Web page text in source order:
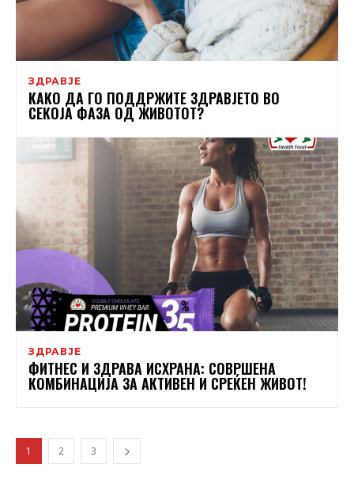
ЗДРАВЈЕ
КАКО ДА ГО ПОДДРЖИТЕ ЗДРАВЈЕТО ВО
СЕКОЈА ФАЗА ОД ЖИВОТОТ?
ЗДРАВЈЕ
ФИТНЕС И ЗДРАВА ИСХРАНА: СОВРШЕНА
КОМБИНАЦИЈА ЗА АКТИВЕН И СРЕЌЕН ЖИВОТ!
1 2 3